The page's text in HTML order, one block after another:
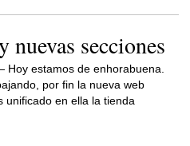
nuevas secciones
estamos de enhorabuena.
por fin la nueva web
unificado en ella la tienda